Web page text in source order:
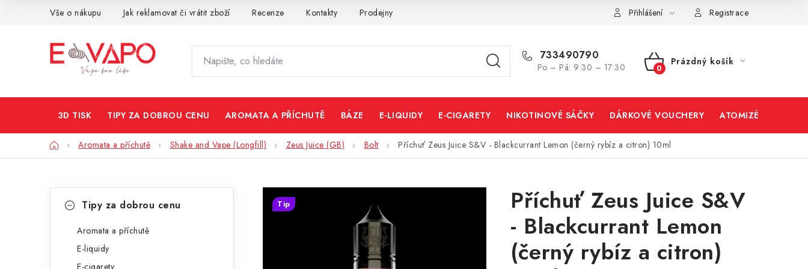
Vše o nákupu Jak reklamovat či vrátit zboží Recenze Kontakty Prodejny Přihlášení Registrace
733490790
Po – Pá: 9:30 – 17:30
NÁKUPNÍ
Prázdný košík
3D TISK TIPY ZA DOBROU CENU AROMATA A PŘÍCHUTĚ BÁZE E-LIQUIDY E-CIGARETY NIKOTINOVÉ SÁČKY DÁRKOVÉ VOUCHERY ATOMIZÉRY A
DomůAromata a příchutě Shake and Vape (Longfill) Zeus Juice (GB) Bolt Příchuť Zeus Juice S&V - Blackcurrant Lemon (černý rybíz a citron) 10ml
kategorieTipy za dobrou cenu
Aromata a příchutě
E-liquidy
E-cigarety
Příchuť Zeus Juice S&V
- Blackcurrant Lemon
(černý rybíz a citron)
Tip